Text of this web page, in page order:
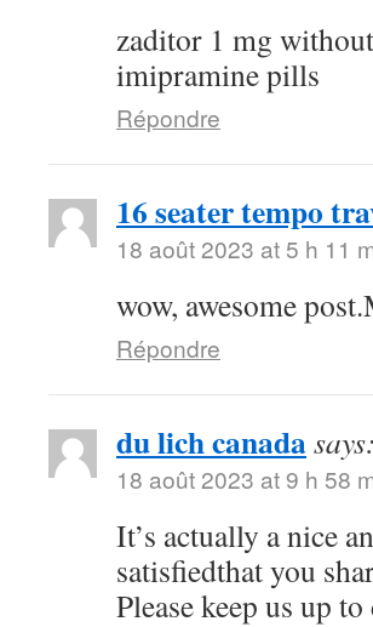
zaditor 1 mg
imipramine pills
Répondre
16 seater tempo
18 août 2023 at 5 h 11
wow, awesome
Répondre
du lich canadasays:
18 août 2023 at 9 h 58
It’s actually a nice
satisfiedthat you
Please keep us up